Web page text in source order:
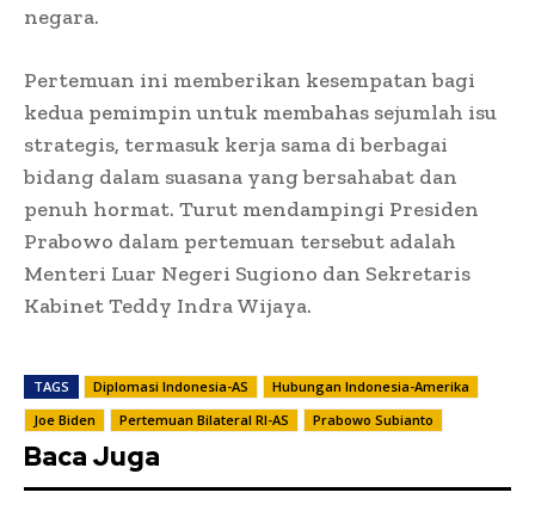
negara.
Pertemuan ini memberikan kesempatan bagi
kedua pemimpin untuk membahas sejumlah isu
strategis, termasuk kerja sama di berbagai
bidang dalam suasana yang bersahabat dan
penuh hormat. Turut mendampingi Presiden
Prabowo dalam pertemuan tersebut adalah
Menteri Luar Negeri Sugiono dan Sekretaris
Kabinet Teddy Indra Wijaya.
TAGS Diplomasi Indonesia-AS
Hubungan Indonesia-Amerika
Joe Biden
Pertemuan Bilateral RI-AS Prabowo Subianto
Baca Juga